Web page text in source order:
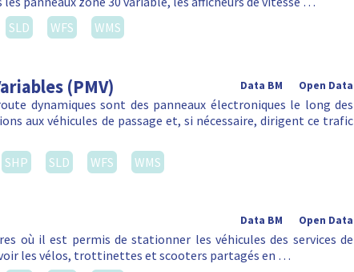
SLD WFS WMS
(PMV) Open Data
Data BM
dynamiques sont des panneaux électroniques le long des
aux véhicules de passage et, si nécessaire, dirigent ce trafic
SHP SLD WFS WMS
Open Data
Data BM
où il est permis de stationner les véhicules des services de
les vélos, trottinettes et scooters partagés en …